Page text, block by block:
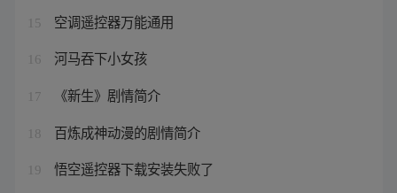
15 空调遥控器万能通用
16 河马吞下小女孩
17 《新生》剧情简介
18 百炼成神动漫的剧情简介
19 悟空遥控器下载安装失败了